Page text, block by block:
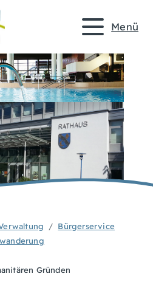
Menü
Bürgerservice
Gründen